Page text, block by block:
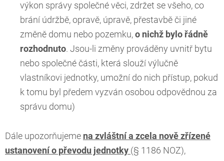
výkon správy společné věci, zdržet se všeho, co
brání údržbě, opravě, úpravě, přestavbě či jiné
změně domu nebo pozemku, o nichž bylo řádně
rozhodnuto. Jsou-li změny prováděny uvnitř bytu
nebo společné části, která slouží výlučně
vlastníkovi jednotky, umožní do nich přístup, pokud
k tomu byl předem vyzván osobou odpovědnou za
správu domu)
Dále upozorňujeme na zvláštní a zcela nově zřízené
ustanovení o převodu jednotky (§ 1186 NOZ),